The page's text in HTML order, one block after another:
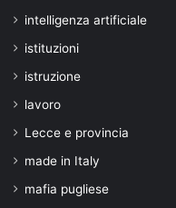
intelligenza artificiale
istituzioni
istruzione
lavoro
Lecce e provincia
made in Italy
mafia pugliese